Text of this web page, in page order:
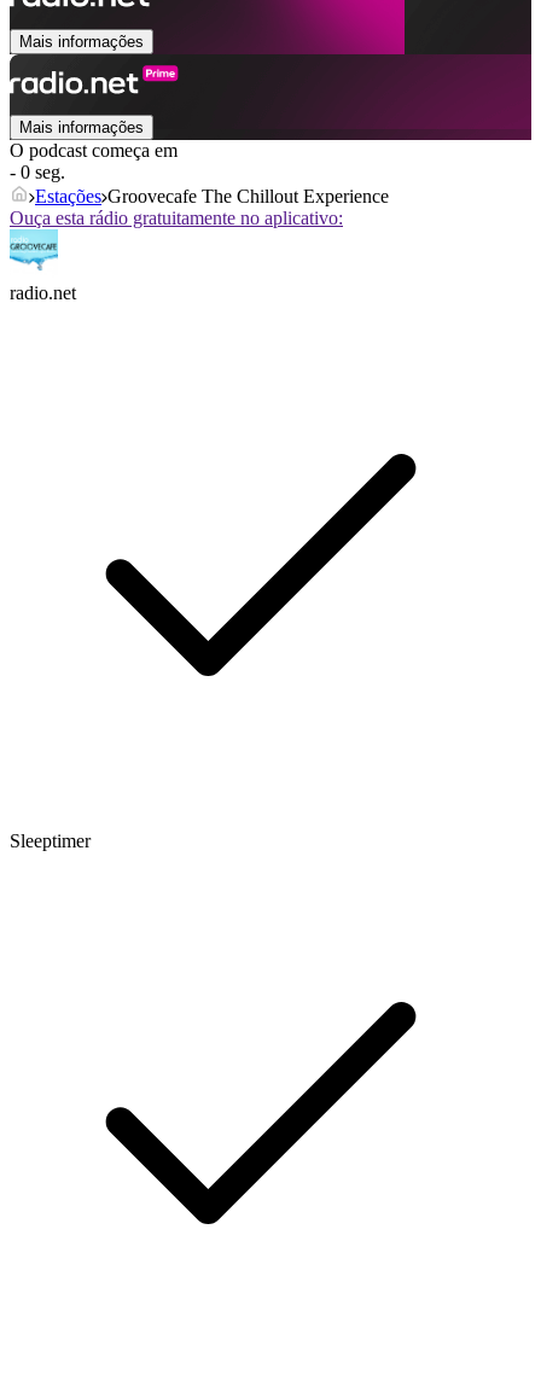
Mais informações
Mais informações
O podcast começa em
- 0 seg.
Estações Groovecafe The Chillout Experience
Ouça esta rádio gratuitamente no aplicativo:
radio.net
Sleeptimer